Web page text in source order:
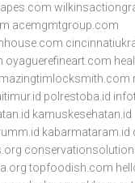
acemgmtgroup.com
oyaguerefineart.com
polrestoba.id
kamuskesehatan.id
kabarmataram.id
topfoodish.com